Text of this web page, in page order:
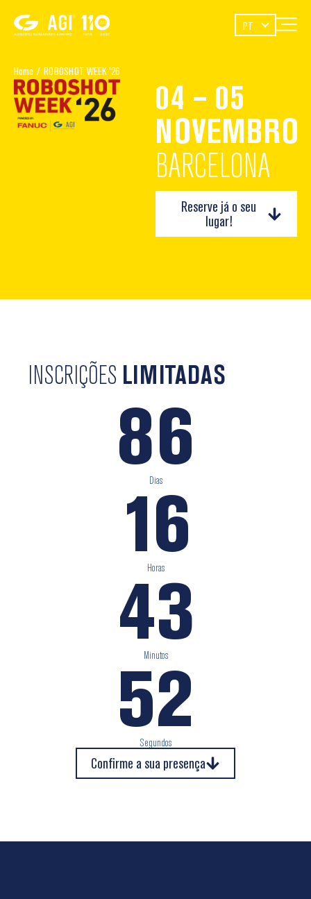
PT
Home / ROBOSHOT WEEK ’26
04 – 05
NOVEMBRO
BARCELONA
Reserve já o seu
lugar!
INSCRIÇÕES LIMITADAS
86
Dias
16
Horas
43
Minutos
50
Segundos
Confirme a sua presença